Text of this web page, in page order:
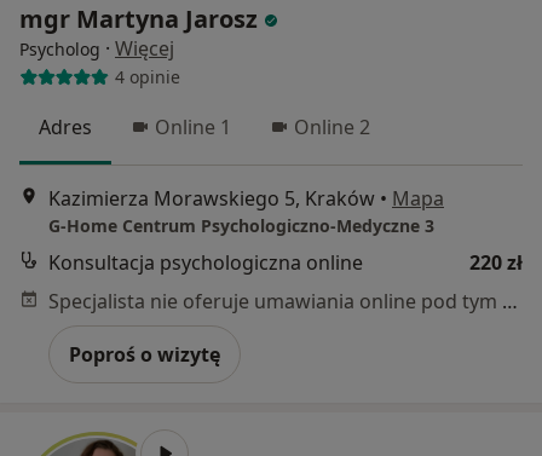
mgr Martyna Jarosz
Psycholog · Więcej
4 opinie
Adres Online 1 Online 2
Kazimierza Morawskiego 5, Kraków • Mapa
G-Home Centrum Psychologiczno-Medyczne 3
Konsultacja psychologiczna online
220 zł
Specjalista nie oferuje umawiania online pod tym adresem.
Poproś o wizytę